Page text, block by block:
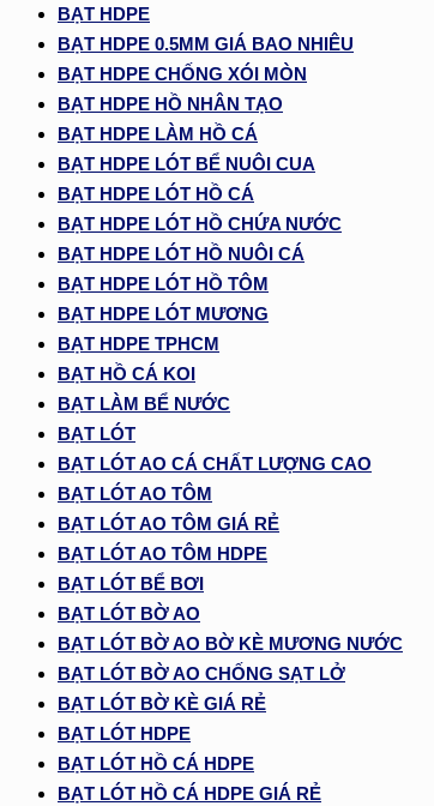
BẠT HDPE
BẠT HDPE 0.5MM GIÁ BAO NHIÊU
BẠT HDPE CHỐNG XÓI MÒN
BẠT HDPE HỒ NHÂN TẠO
BẠT HDPE LÀM HỒ CÁ
BẠT HDPE LÓT BỂ NUÔI CUA
BẠT HDPE LÓT HỒ CÁ
BẠT HDPE LÓT HỒ CHỨA NƯỚC
BẠT HDPE LÓT HỒ NUÔI CÁ
BẠT HDPE LÓT HỒ TÔM
BẠT HDPE LÓT MƯƠNG
BẠT HDPE TPHCM
BẠT HỒ CÁ KOI
BẠT LÀM BỂ NƯỚC
BẠT LÓT
BẠT LÓT AO CÁ CHẤT LƯỢNG CAO
BẠT LÓT AO TÔM
BẠT LÓT AO TÔM GIÁ RẺ
BẠT LÓT AO TÔM HDPE
BẠT LÓT BỂ BƠI
BẠT LÓT BỜ AO
BẠT LÓT BỜ AO BỜ KÈ MƯƠNG NƯỚC
BẠT LÓT BỜ AO CHỐNG SẠT LỞ
BẠT LÓT BỜ KÈ GIÁ RẺ
BẠT LÓT HDPE
BẠT LÓT HỒ CÁ HDPE
BẠT LÓT HỒ CÁ HDPE GIÁ RẺ